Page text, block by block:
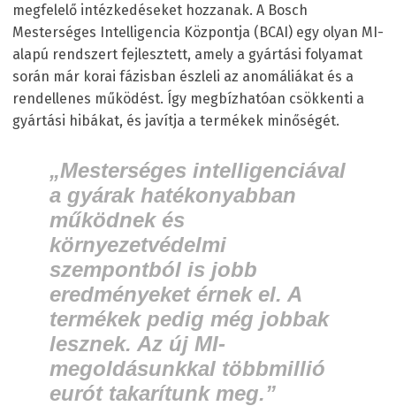
megfelelő intézkedéseket hozzanak. A Bosch
Mesterséges Intelligencia Központja (BCAI) egy olyan MI-
alapú rendszert fejlesztett, amely a gyártási folyamat
során már korai fázisban észleli az anomáliákat és a
rendellenes működést. Így megbízhatóan csökkenti a
gyártási hibákat, és javítja a termékek minőségét.
„Mesterséges intelligenciával
a gyárak hatékonyabban
működnek és
környezetvédelmi
szempontból is jobb
eredményeket érnek el. A
termékek pedig még jobbak
lesznek. Az új MI-
megoldásunkkal többmillió
eurót takarítunk meg.”